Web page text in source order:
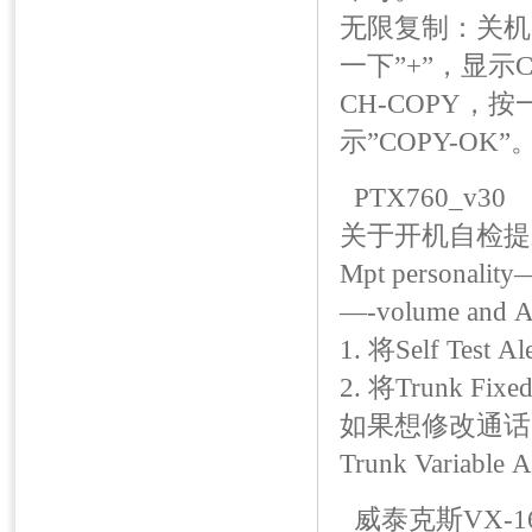
无限复制：关
一下”+”，显示
CH-COPY，按
示”COPY-OK”
PTX760_v30
关于开机自检
Mpt
—-volume and
1. 将Self Test
2. 将Trunk
如果想修改通
Trunk Variable
威泰克斯VX-